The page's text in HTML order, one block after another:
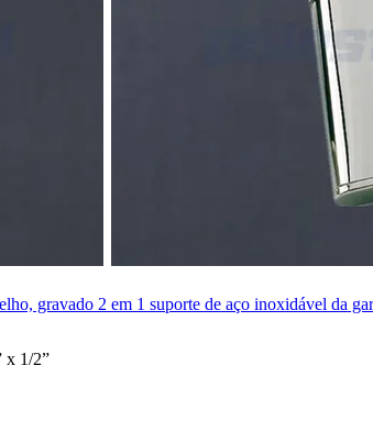
gravado 2 em 1 suporte de aço inoxidável da
x 1/2”